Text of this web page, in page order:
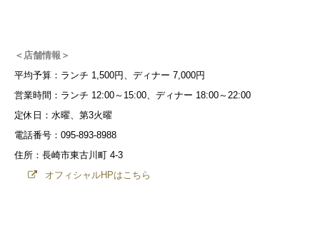
＜店舗情報＞
平均予算：ランチ 1,500円、ディナー 7,000円
営業時間：ランチ 12:00～15:00、ディナー 18:00～22:00
定休日：水曜、第3火曜
電話番号：095-893-8988
住所：長崎市東古川町 4-3
オフィシャルHPはこちら